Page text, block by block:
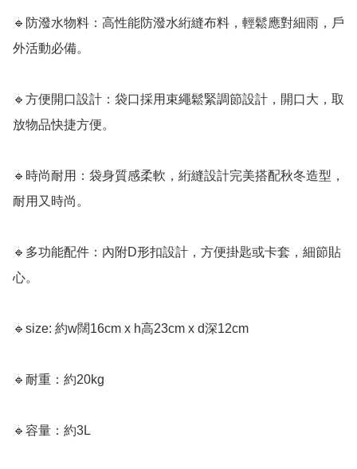
🔹防潑水物料：高性能防潑水絎縫布料，輕鬆應對細雨，戶
外活動必備。
🔹方便開口設計：袋口採用束繩鬆緊調節設計，開口大，取
放物品快捷方便。
🔹時尚耐用：袋身質感柔軟，絎縫設計完美搭配秋冬造型，
耐用又時尚。
🔹多功能配件：內附D形扣設計，方便掛匙或卡套，細節貼
心。
🔹size: 約w闊16cm x h高23cm x d深12cm﻿
🔹耐重：約20kg
🔹容量：約3L